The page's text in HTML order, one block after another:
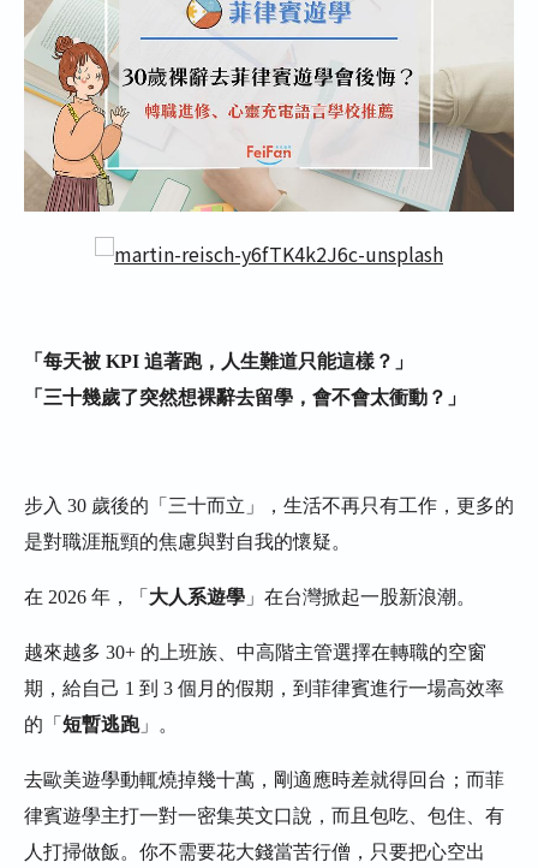
➤ 指標二：校風要「自律放鬆」而非
「高壓監獄」
➤ 指標三：重視生活隱私與住宿品質
2026 | 最適合 30+ 轉職充電語言學校精
選
➤ GLC
➤ JIC - Premium Campus
➤ BECI - City Campus
日系精緻生活，轉職外商的超速跳板
CBOA (Cebu Blue Ocean Academy) - 宿
霧
開窗即是藍海，最療癒的度假風海景
學校
JIC Premium - 碧瑤
在咖啡香與迷霧森林中，找回內心的
平靜
「每天被 KPI 追著跑，人生難道只能這樣？」
「三十幾歲了突然想裸辭去留學，會不會太衝動？」
步入 30 歲後的「三十而立」，生活不再只有工作，更多的
是對職涯瓶頸的焦慮與對自我的懷疑。
在 2026 年，「 大人系遊學 」在台灣掀起一股新浪潮。
越來越多 30+ 的上班族、中高階主管選擇在轉職的空窗
期，給自己 1 到 3 個月的假期，到菲律賓進行一場高效率
的「 短暫逃跑」。
去歐美遊學動輒燒掉幾十萬，剛適應時差就得回台；而菲
律賓遊學主打一對一密集英文口說，而且包吃、包住、有
人打掃做飯。你不需要花大錢當苦行僧，只要把心空出